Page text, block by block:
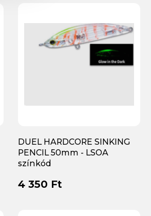
DUEL HARDCORE SINKING
PENCIL 50mm - LSOA
színkód
4 350 Ft